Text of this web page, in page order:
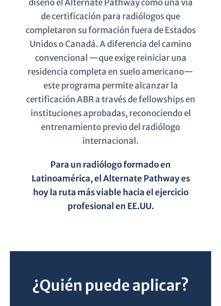
diseñó el Alternate Pathway como una vía
de certificación para radiólogos que
completaron su formación fuera de Estados
Unidos o Canadá. A diferencia del camino
convencional —que exige reiniciar una
residencia completa en suelo americano—
este programa permite alcanzar la
certificación ABR a través de fellowships en
instituciones aprobadas, reconociendo el
entrenamiento previo del radiólogo
internacional.
Para un radiólogo formado en
Latinoamérica, el Alternate Pathway es
hoy la ruta más viable hacia el ejercicio
profesional en EE.UU.
¿Quién puede aplicar?